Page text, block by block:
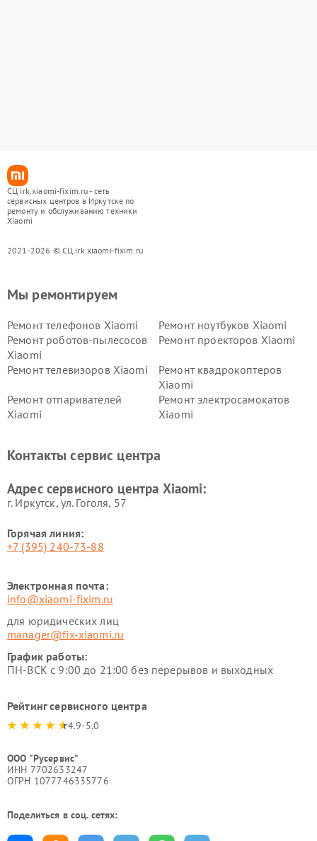
СЦ irk.xiaomi-fixim.ru - сеть
сервисных центров в Иркутске по
ремонту и обслуживанию техники
Xiaomi
2021-2026 © СЦ irk.xiaomi-fixim.ru
Мы ремонтируем
Ремонт телефонов Xiaomi
Ремонт ноутбуков Xiaomi
Ремонт роботов-пылесосов
Xiaomi
Ремонт проекторов Xiaomi
Ремонт телевизоров Xiaomi
Ремонт квадрокоптеров
Xiaomi
Ремонт отпаривателей
Xiaomi
Ремонт электросамокатов
Xiaomi
Ремонт стиральных машин
Ремонт смарт-часов Xiaomi
Контакты сервис центра
Адрес сервисного центра Xiaomi:
г. Иркутск, ул. ​Гоголя, 57
Горячая линия:
+7 (395) 240-73-88
Электронная почта:
info@xiaomi-fixim.ru
для юридических лиц
manager@fix-xiaomi.ru
График работы:
ПН-ВСК с 9:00 до 21:00 без перерывов и выходных
Рейтинг сервисного центра
4.9-5.0
ООО "Русервис"
ИНН 7702633247
ОГРН 1077746335776
Поделиться в соц. сетях: